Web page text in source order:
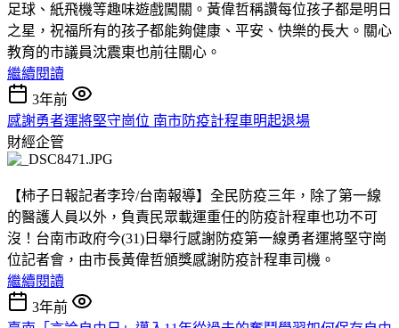
足球、紙飛機等趣味遊戲闖關。黃偉哲稱讚每位孩子都是明日
之星，祝福所有的孩子都能夠健康、平安、快樂的長大。關心
教育的市議員沈震東也前往關心。
繼續閱讀
3年前
感謝勇者運將堅守崗位 南市防疫計程車明起退場
財經企管
【柿子日報記者李玲/台南報導】全民防疫三年，除了第一線
的醫護人員以外，負責民眾載運重任的防疫計程車也功不可
沒！台南市政府今(31)日舉行感謝防疫第一線勇者運將堅守崗
位記者會，由市長黃偉哲頒獎感謝防疫計程車司機。
繼續閱讀
3年前